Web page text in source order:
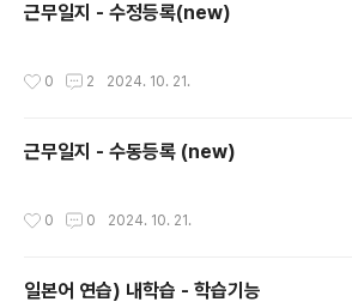
릿 환경에 최적화 되어있습니다. 일본어연습 웹사이트는
다. 일본어연습 웹사이트는 PC 또는 태블릿 환경에 최적
릿 환경에 최적화 되어있습니..
근무일지 - 수정등록(new)
0 2 2024. 10. 21.
근무일지 - 수동등록 (new)
0 0 2024. 10. 21.
일본어 연습) 내학습 - 학습기능